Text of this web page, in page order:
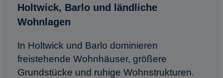
Holtwick, Barlo und ländliche
Wohnlagen
In Holtwick und Barlo dominieren
freistehende Wohnhäuser, größere
Grundstücke und ruhige Wohnstrukturen.